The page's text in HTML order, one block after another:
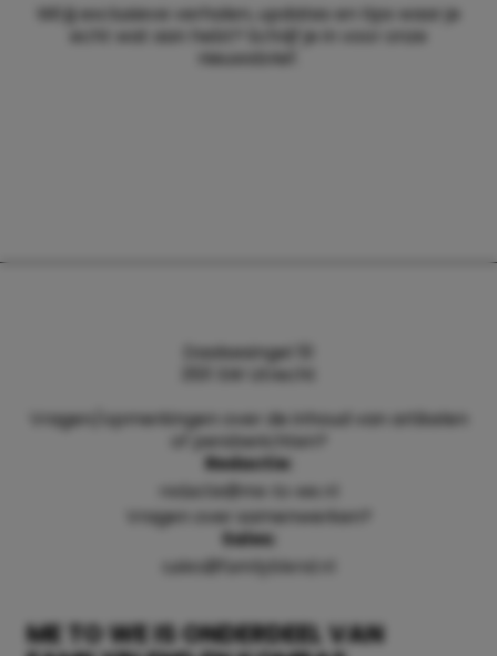
Wil jij exclusieve verhalen, updates en tips waar je
echt wat aan hebt? Schrijf je in voor onze
nieuwsbrief.
ME TO WE IS ONDERDEEL VAN
Daalsesingel 51
3511 SW Utrecht
Vragen/opmerkingen over de inhoud van artikelen
of persberichten?
Redactie:
redactie@me-to-we.nl
Vragen over samenwerken?
Sales:
sales@familyblend.nl